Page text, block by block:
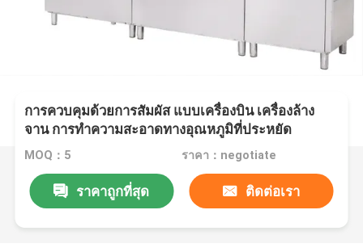
การควบคุมด้วยการสัมผัส แบบเครื่องบิน เครื่องล้าง
จาน การทําความสะอาดทางอุณหภูมิที่ประหยัด
MOQ：5 ราคา：negotiate
ราคาถูกที่สุด ติดต่อเรา